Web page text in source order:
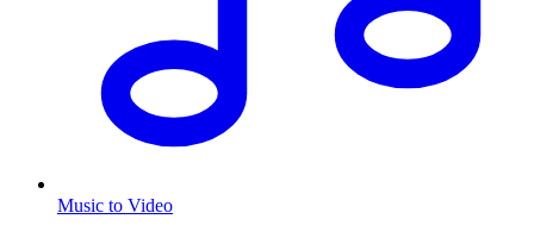
Music to Video